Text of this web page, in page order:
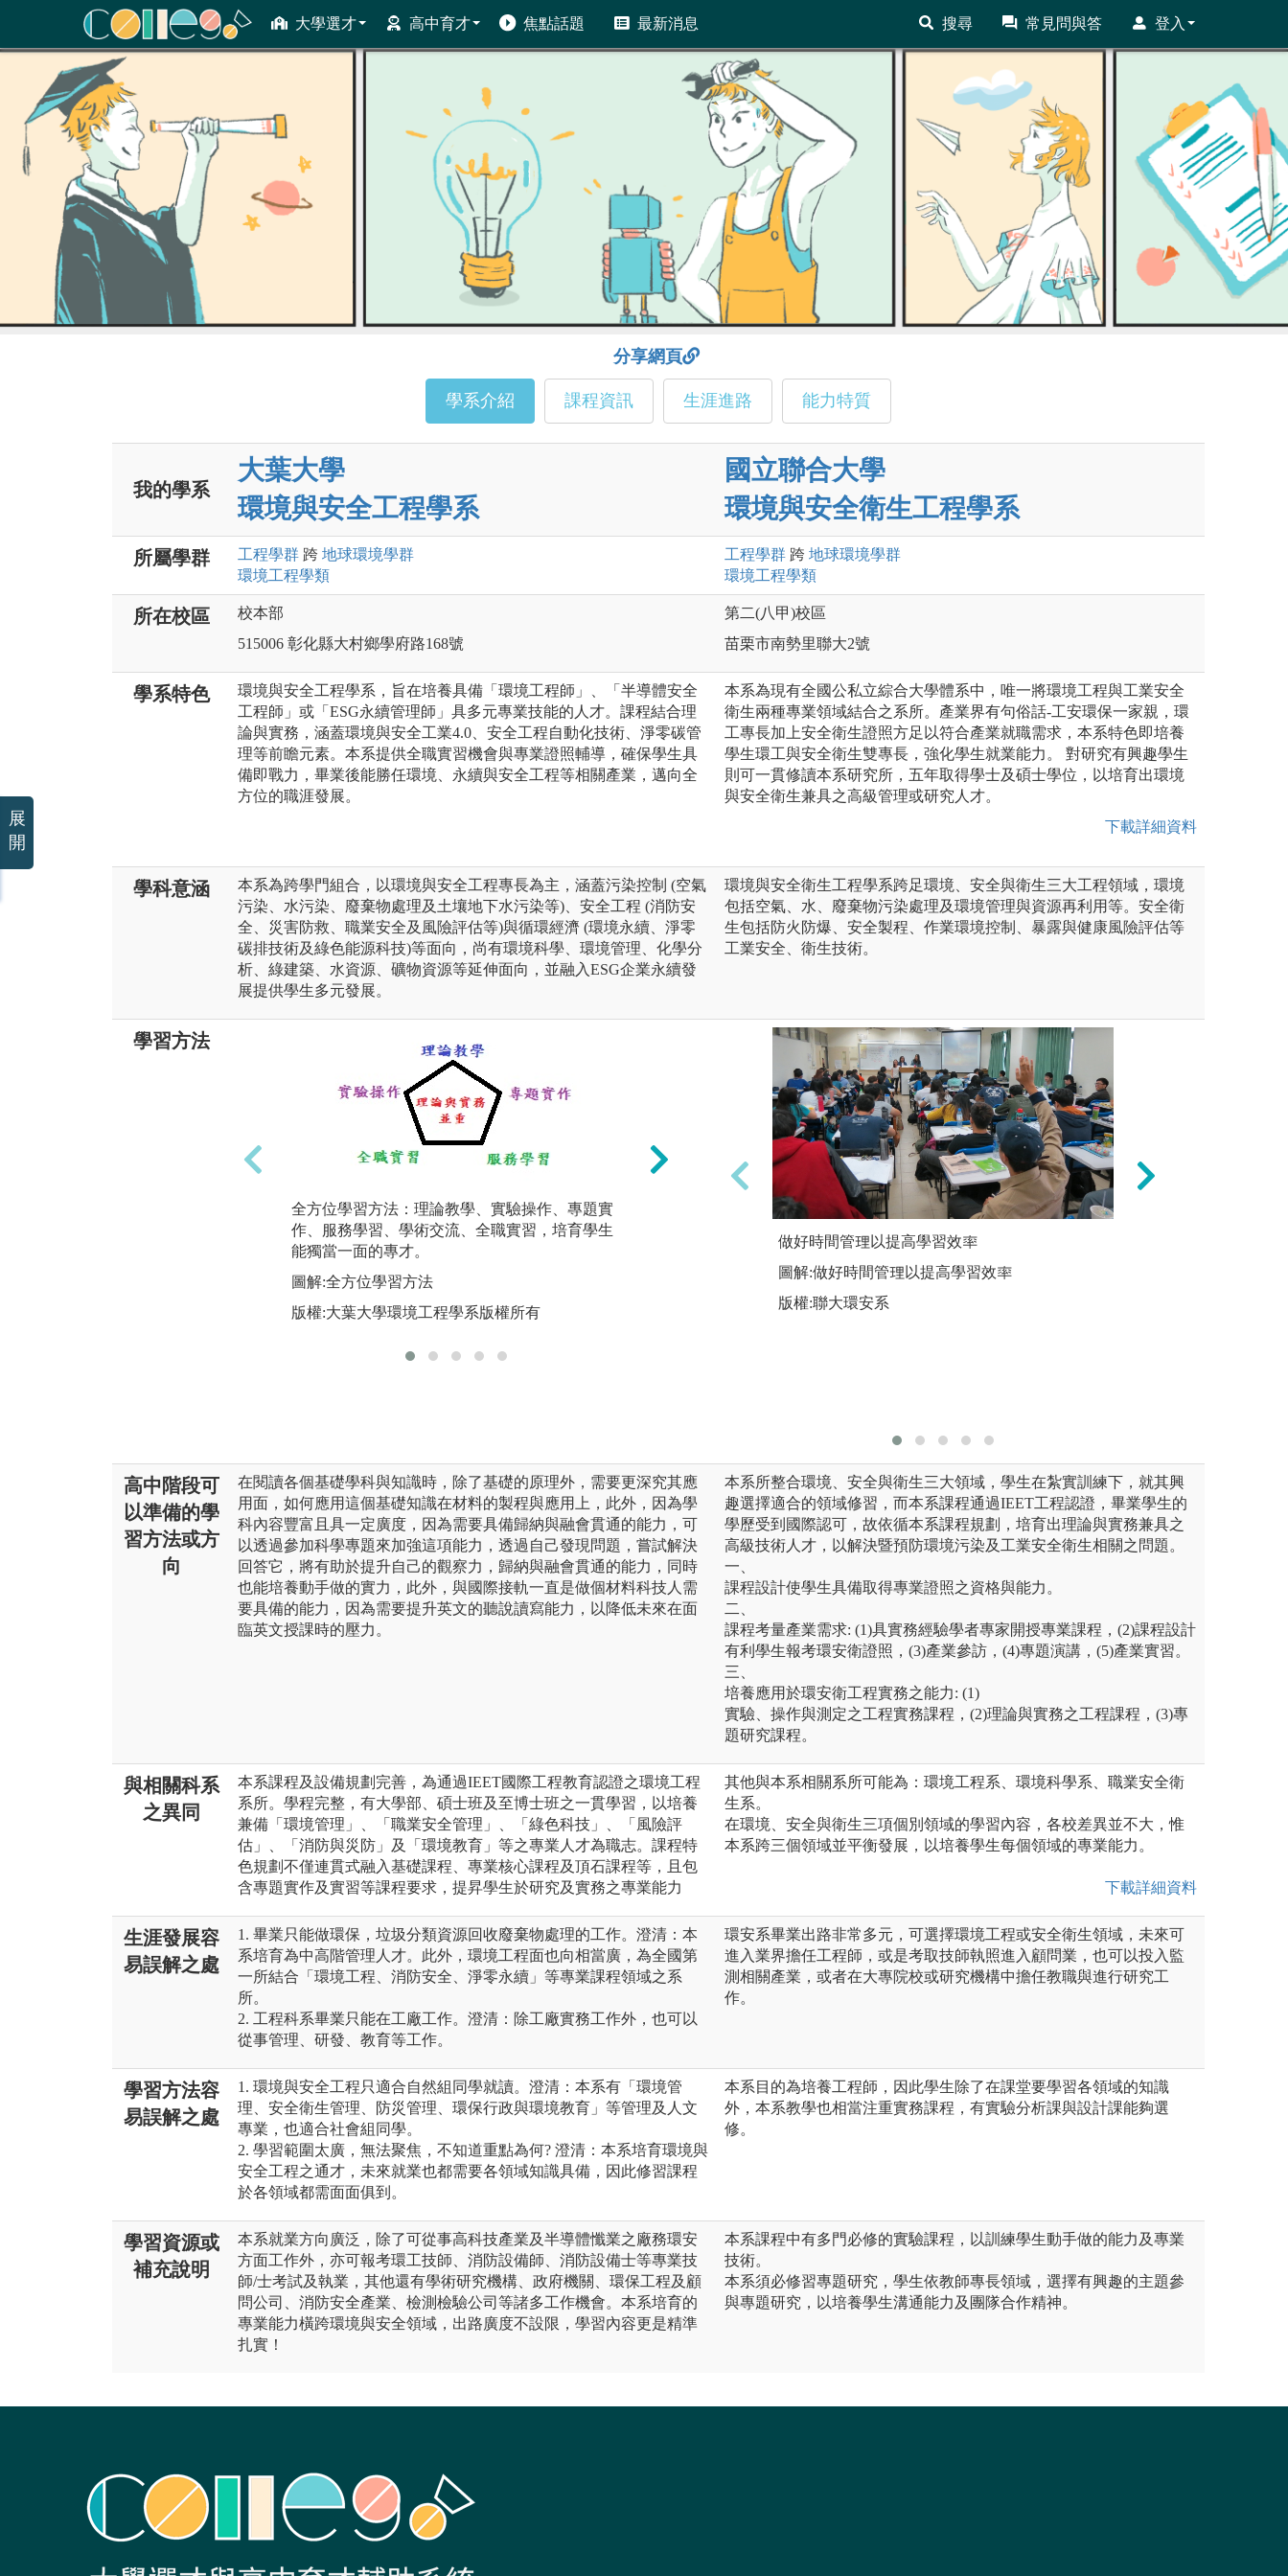
大學選才 高中育才 焦點話題 最新消息 搜尋 常見問與答 登入
ColleGo! 大學選才與高中育才輔助系統
分享網頁
學系介紹 課程資訊 生涯進路 能力特質
我的學系
大葉大學
環境與安全工程學系
國立聯合大學
環境與安全衛生工程學系
所屬學群 工程學群 跨 地球環境學群
環境工程學類
工程學群 跨 地球環境學群
環境工程學類
所在校區
校本部
515006 彰化縣大村鄉學府路168號
第二(八甲)校區
苗栗市南勢里聯大2號
學系特色
環境與安全工程學系，旨在培養具備「環境工程師」、「半導體安全
工程師」或「ESG永續管理師」具多元專業技能的人才。課程結合理
論與實務，涵蓋環境與安全工業4.0、安全工程自動化技術、淨零碳管
理等前瞻元素。本系提供全職實習機會與專業證照輔導，確保學生具
備即戰力，畢業後能勝任環境、永續與安全工程等相關產業，邁向全
方位的職涯發展。
本系為現有全國公私立綜合大學體系中，唯一將環境工程與工業安全
衛生兩種專業領域結合之系所。產業界有句俗話-工安環保一家親，環
工專長加上安全衛生證照方足以符合產業就職需求，本系特色即培養
學生環工與安全衛生雙專長，強化學生就業能力。 對研究有興趣學生
則可一貫修讀本系研究所，五年取得學士及碩士學位，以培育出環境
與安全衛生兼具之高級管理或研究人才。
下載詳細資料
學科意涵
本系為跨學門組合，以環境與安全工程專長為主，涵蓋污染控制 (空氣
污染、水污染、廢棄物處理及土壤地下水污染等)、安全工程 (消防安
全、災害防救、職業安全及風險評估等)與循環經濟 (環境永續、淨零
碳排技術及綠色能源科技)等面向，尚有環境科學、環境管理、化學分
析、綠建築、水資源、礦物資源等延伸面向，並融入ESG企業永續發
展提供學生多元發展。
環境與安全衛生工程學系跨足環境、安全與衛生三大工程領域，環境
包括空氣、水、廢棄物污染處理及環境管理與資源再利用等。安全衛
生包括防火防爆、安全製程、作業環境控制、暴露與健康風險評估等
工業安全、衛生技術。
學習方法
全方位學習方法：理論教學、實驗操作、專題實
作、服務學習、學術交流、全職實習，培育學生
能獨當一面的專才。
圖解:全方位學習方法
版權:大葉大學環境工程學系版權所有
實驗課程以培養同學實事求是、耐心認真的研究
圖解:教師認真教導實驗
做好時間管理以提高學習效率
圖解:做好時間管理以提高學習效率
版權:聯大環安系
高中階段可
以準備的學
習方法或方
向
在閱讀各個基礎學科與知識時，除了基礎的原理外，需要更深究其應
用面，如何應用這個基礎知識在材料的製程與應用上，此外，因為學
科內容豐富且具一定廣度，因為需要具備歸納與融會貫通的能力，可
以透過參加科學專題來加強這項能力，透過自己發現問題，嘗試解決
回答它，將有助於提升自己的觀察力，歸納與融會貫通的能力，同時
也能培養動手做的實力，此外，與國際接軌一直是做個材料科技人需
要具備的能力，因為需要提升英文的聽說讀寫能力，以降低未來在面
臨英文授課時的壓力。
本系所整合環境、安全與衛生三大領域，學生在紮實訓練下，就其興
趣選擇適合的領域修習，而本系課程通過IEET工程認證，畢業學生的
學歷受到國際認可，故依循本系課程規劃，培育出理論與實務兼具之
高級技術人才，以解決暨預防環境污染及工業安全衛生相關之問題。
一、
課程設計使學生具備取得專業證照之資格與能力。
二、
課程考量產業需求: (1)具實務經驗學者專家開授專業課程，(2)課程設計
有利學生報考環安衛證照，(3)產業參訪，(4)專題演講，(5)產業實習。
三、
培養應用於環安衛工程實務之能力: (1)
實驗、操作與測定之工程實務課程，(2)理論與實務之工程課程，(3)專
題研究課程。
與相關科系
之異同
本系課程及設備規劃完善，為通過IEET國際工程教育認證之環境工程
系所。學程完整，有大學部、碩士班及至博士班之一貫學習，以培養
兼備「環境管理」、「職業安全管理」、「綠色科技」、「風險評
估」、「消防與災防」及「環境教育」等之專業人才為職志。課程特
色規劃不僅連貫式融入基礎課程、專業核心課程及頂石課程等，且包
含專題實作及實習等課程要求，提昇學生於研究及實務之專業能力
其他與本系相關系所可能為：環境工程系、環境科學系、職業安全衛
生系。
在環境、安全與衛生三項個別領域的學習內容，各校差異並不大，惟
本系跨三個領域並平衡發展，以培養學生每個領域的專業能力。
下載詳細資料
生涯發展容
易誤解之處
1. 畢業只能做環保，垃圾分類資源回收廢棄物處理的工作。澄清：本
系培育為中高階管理人才。此外，環境工程面也向相當廣，為全國第
一所結合「環境工程、消防安全、淨零永續」等專業課程領域之系
所。
2. 工程科系畢業只能在工廠工作。澄清：除工廠實務工作外，也可以
從事管理、研發、教育等工作。
環安系畢業出路非常多元，可選擇環境工程或安全衛生領域，未來可
進入業界擔任工程師，或是考取技師執照進入顧問業，也可以投入監
測相關產業，或者在大專院校或研究機構中擔任教職與進行研究工
作。
學習方法容
易誤解之處
1. 環境與安全工程只適合自然組同學就讀。澄清：本系有「環境管
理、安全衛生管理、防災管理、環保行政與環境教育」等管理及人文
專業，也適合社會組同學。
2. 學習範圍太廣，無法聚焦，不知道重點為何? 澄清：本系培育環境與
安全工程之通才，未來就業也都需要各領域知識具備，因此修習課程
於各領域都需面面俱到。
本系目的為培養工程師，因此學生除了在課堂要學習各領域的知識
外，本系教學也相當注重實務課程，有實驗分析課與設計課能夠選
修。
學習資源或
補充說明
本系就業方向廣泛，除了可從事高科技產業及半導體懺業之廠務環安
方面工作外，亦可報考環工技師、消防設備師、消防設備士等專業技
師/士考試及執業，其他還有學術研究機構、政府機關、環保工程及顧
問公司、消防安全產業、檢測檢驗公司等諸多工作機會。本系培育的
專業能力橫跨環境與安全領域，出路廣度不設限，學習內容更是精準
扎實！
本系課程中有多門必修的實驗課程，以訓練學生動手做的能力及專業
技術。
本系須必修習專題研究，學生依教師專長領域，選擇有興趣的主題參
與專題研究，以培養學生溝通能力及團隊合作精神。
展
開